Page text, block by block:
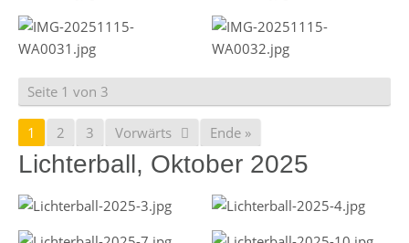
Seite 1 von 3
1 2 3 Vorwärts Ende »
Lichterball, Oktober 2025